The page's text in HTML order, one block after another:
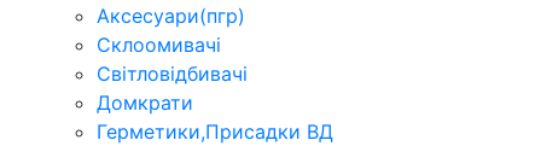
Аксесуари(пгр)
Склоомивачі
Світловідбивачі
Домкрати
Герметики,Присадки ВД